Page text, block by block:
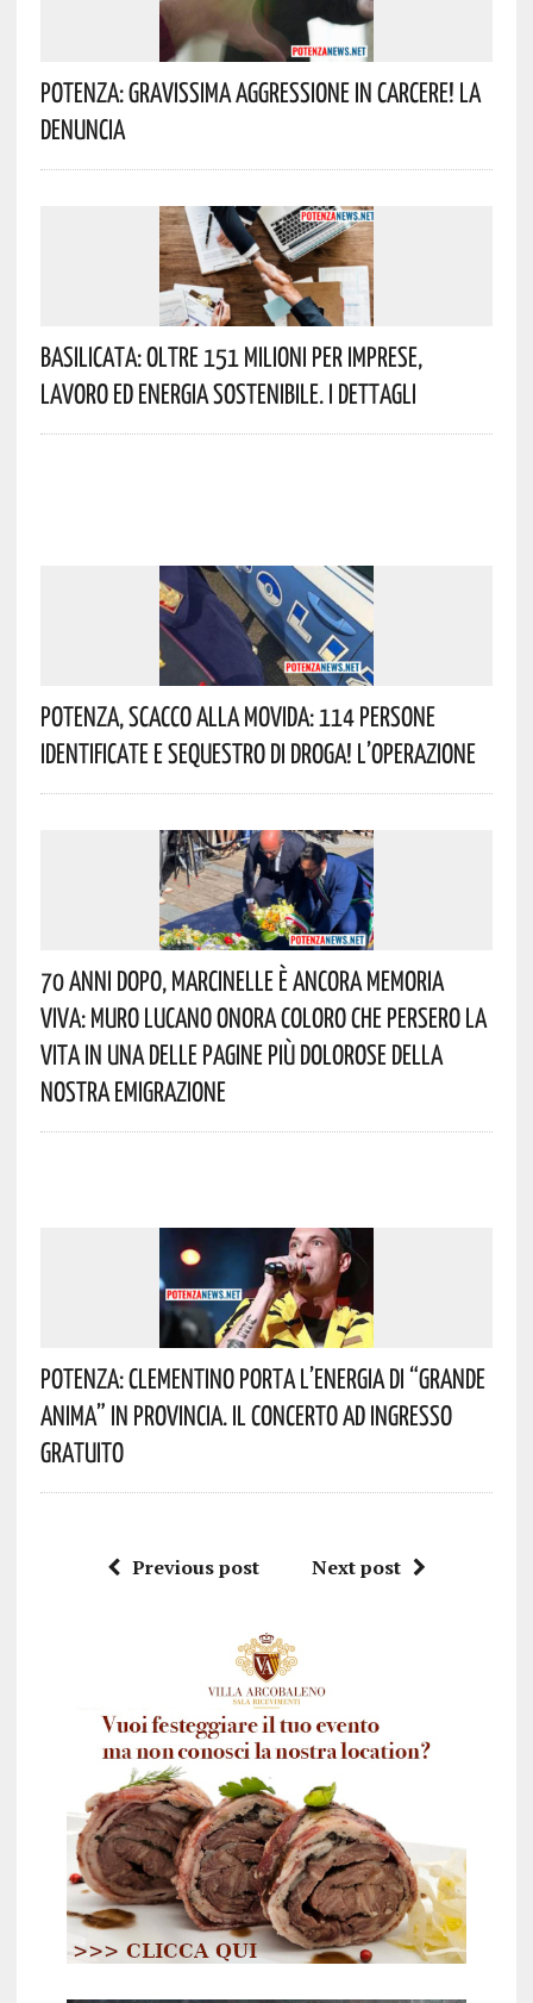
Potenza: Gravissima Aggressione In Carcere! La
Denuncia
Basilicata: Oltre 151 Milioni Per Imprese,
Lavoro Ed Energia Sostenibile. I Dettagli
Potenza, Scacco Alla Movida: 114 Persone
Identificate E Sequestro Di Droga! L’operazione
70 Anni Dopo, Marcinelle È Ancora Memoria
Viva: Muro Lucano Onora Coloro Che Persero La
Vita In Una Delle Pagine Più Dolorose Della
Nostra Emigrazione
Potenza: Clementino Porta L’energia Di “Grande
Anima” In Provincia. Il Concerto Ad Ingresso
Gratuito
Previous post Next post